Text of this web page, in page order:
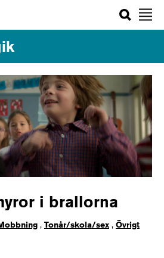
Sök
i brallorna
, Tonår/skola/sex , Övrigt